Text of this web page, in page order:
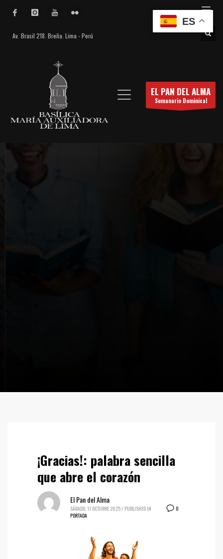
Av. Brasil 218. Breña. Lima - Perú
EL PAN DEL ALMA
Semanario Dominical
¡Gracias!: palabra sencilla
que abre el corazón
0
El Pan del Alma
SÁBADO, 11 OCTUBRE 2025/ PUBLISHED IN
PORTADA
ES